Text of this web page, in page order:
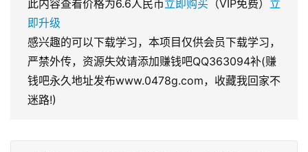
此内容查看价格为6.6人民币立即购买 （VIP免费） 立
即升级
感兴趣的可以下载学习，本项目仅供会员下载学习，
严禁外传，资源失效请添加赚钱吧QQ363094补(赚
钱吧永久地址发布www.0478g.com，收藏我回家不
迷路!)